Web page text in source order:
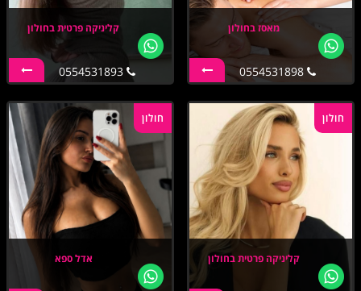
מאסז בחולון
0554531898
קליניקה פרטית בחולון
0554531893
חולון
קליניקה פרטית בחולון
חולון
אדל ספא